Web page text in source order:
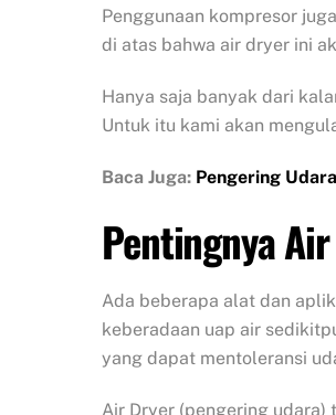
Penggunaan kompresor
di atas bahwa air dryer ini
Hanya saja banyak dari
Untuk itu kami akan
Baca Juga: Pengering
Pentingnya
Ada beberapa alat dan
keberadaan uap air
yang dapat mentoleransi
Air Dryer (pengering